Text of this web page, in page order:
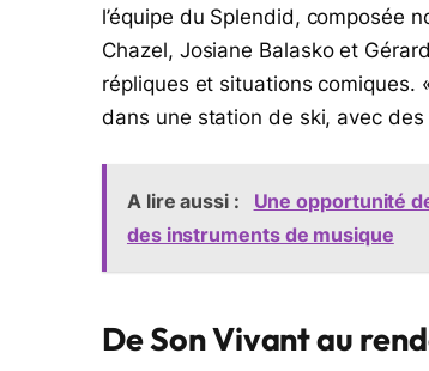
l’équipe du Splendid, composée
Chazel, Josiane Balasko et
répliques et situations comiques.
dans une station de ski, avec
A lire aussi :
Une opportunité
des instruments de musique
De Son Vivant au